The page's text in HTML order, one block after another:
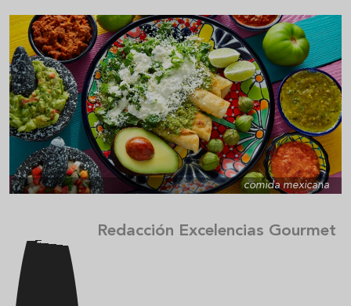
comida mexicana
Redacción Excelencias Gourmet